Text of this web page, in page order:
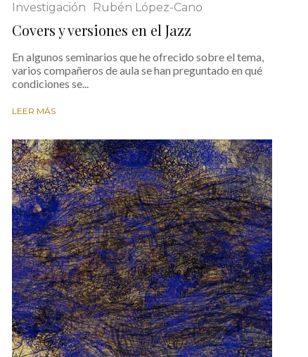
Investigación Rubén López-Cano
Covers y versiones en el Jazz
En algunos seminarios que he ofrecido sobre el tema,
varios compañeros de aula se han preguntado en qué
condiciones se...
LEER MÁS